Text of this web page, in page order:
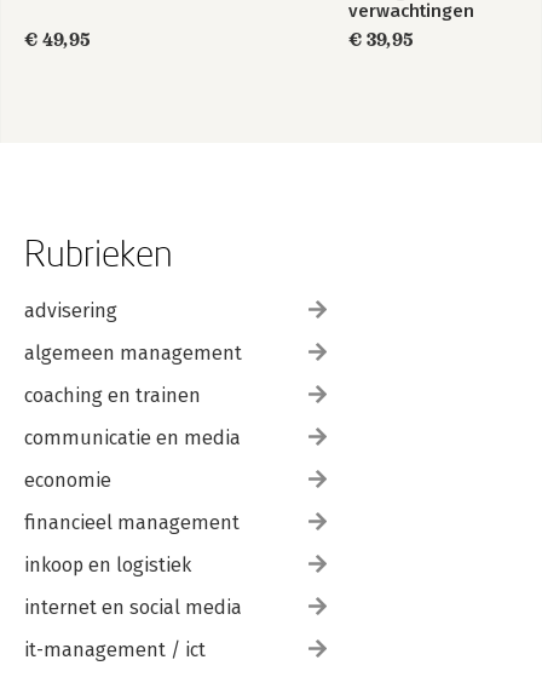
€ 49,95
verwachtingen
€ 39,95
Rubrieken
advisering
algemeen management
coaching en trainen
communicatie en media
economie
financieel management
inkoop en logistiek
internet en social media
it-management / ict